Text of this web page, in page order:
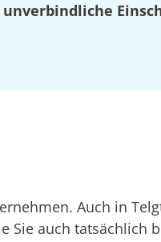
Auch in
Sie auch tatsächlich